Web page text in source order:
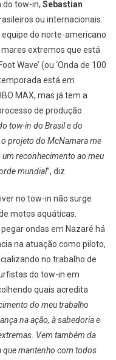
do tow-in, Sebastian
ou internacionais.
do norte-americano
extremos que está
Wave’ (ou ‘Onda de 100
está em
MAX, mas já tem a
de produção.
tow-in do Brasil e do
projeto do McNamara me
reconhecimento ao meu
mundial”, diz.
no tow-in não surge
motos aquáticas.
ondas em Nazaré há
na atuação como piloto,
no trabalho de
do tow-in em
quais acredita
do meu trabalho
na ação, à sabedoria e
Vem também da
que mantenho com todos